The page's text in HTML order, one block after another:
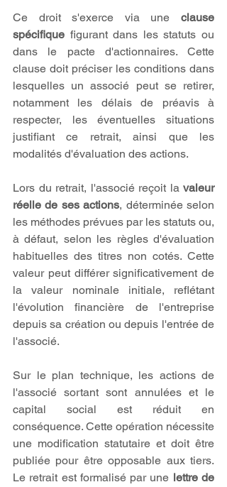
Ce droit s'exerce via une clause
spécifique figurant dans les statuts ou
dans le pacte d'actionnaires. Cette
clause doit préciser les conditions dans
lesquelles un associé peut se retirer,
notamment les délais de préavis à
respecter, les éventuelles situations
justifiant ce retrait, ainsi que les
modalités d'évaluation des actions.
Lors du retrait, l'associé reçoit la valeur
réelle de ses actions, déterminée selon
les méthodes prévues par les statuts ou,
à défaut, selon les règles d'évaluation
habituelles des titres non cotés. Cette
valeur peut différer significativement de
la valeur nominale initiale, reflétant
l'évolution financière de l'entreprise
depuis sa création ou depuis l'entrée de
l'associé.
Sur le plan technique, les actions de
l'associé sortant sont annulées et le
capital social est réduit en
conséquence. Cette opération nécessite
une modification statutaire et doit être
publiée pour être opposable aux tiers.
Le retrait est formalisé par une lettre de